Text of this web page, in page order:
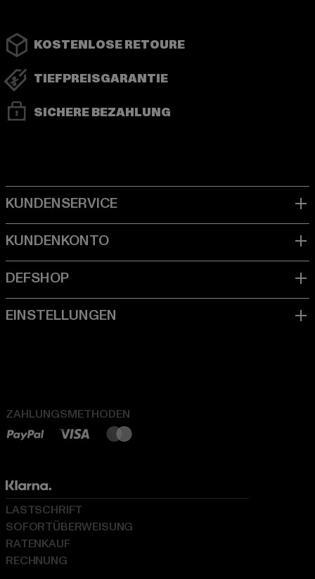
KOSTENLOSE RETOURE
TIEFPREISGARANTIE
SICHERE BEZAHLUNG
ZAHLUNGSMETHODEN
LASTSCHRIFT
SOFORTÜBERWEISUNG
RATENKAUF
RECHNUNG